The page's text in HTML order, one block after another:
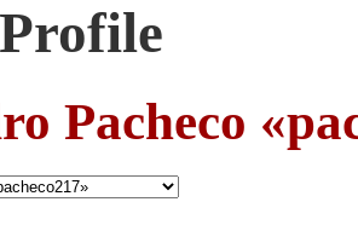
Pacheco